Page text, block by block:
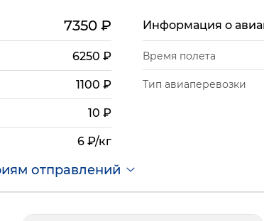
7350₽
6250 ₽
1100 ₽
10 ₽
6 ₽/кг
Информация о
Время полета
Тип авиаперевозки
отправлений